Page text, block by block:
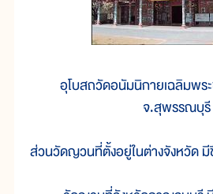
อุโบสถวัดอนัมนิกายเฉลิมพร
จ.สุพรรณบุรี
ส่วนวัดญวนที่ตั้งอยู่ในต่างจังหวัด